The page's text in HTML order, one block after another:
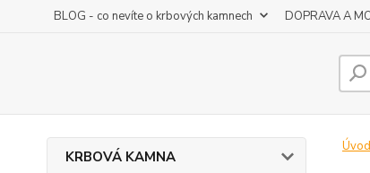
BLOG - co nevíte o krbových kamnech DOPRAVA A
KRBOVÁ KAMNA
Úvod